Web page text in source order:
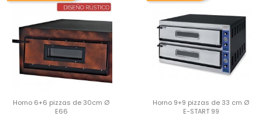
Horno 6+6 pizzas de 30cm Ø
E66
Horno 9+9 pizzas de 33 cm Ø
E-START 99